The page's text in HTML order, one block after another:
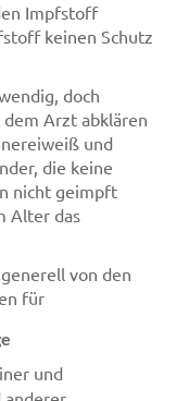
Impfstoff
keinen Schutz
doch
Arzt abklären
und
die keine
nicht geimpft
Alter das
von den
für
und